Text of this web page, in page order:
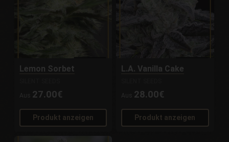
Lemon Sorbet
Aus 27.00€
Produkt anzeigen
L.A. Vanilla Cake
Aus 28.00€
Produkt anzeigen